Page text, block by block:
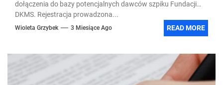
dołączenia do bazy potencjalnych dawców szpiku Fundacji
DKMS. Rejestracja prowadzona...
Wioleta Grzybek 3 Miesiące Ago READ MORE